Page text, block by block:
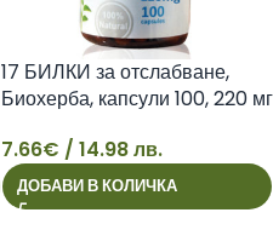
7
17 БИЛКИ за отслабване,
Биохерба, капсули 100, 220 мг
7.66€ / 14.98 лв.
ДОБАВИ В КОЛИЧКА